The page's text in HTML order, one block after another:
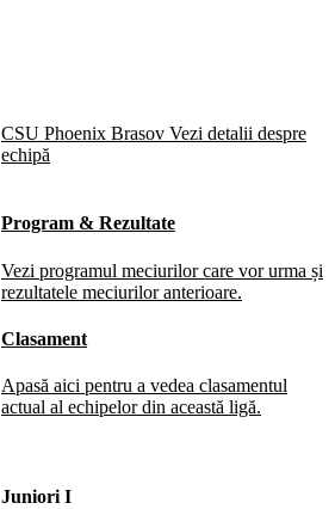
CSU Phoenix Brasov Vezi detalii despre
echipă
Program & Rezultate
Vezi programul meciurilor care vor urma și
rezultatele meciurilor anterioare.
Clasament
Apasă aici pentru a vedea clasamentul
actual al echipelor din această ligă.
Juniori I